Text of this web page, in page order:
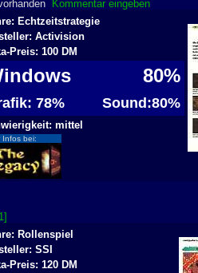
Kommentar eingeben
Echtzeitstrategie
Activision
Preis: 100 DM
80%
78% Sound:80%
mittel
Infos bei:
Rollenspiel
SSI
Preis: 120 DM